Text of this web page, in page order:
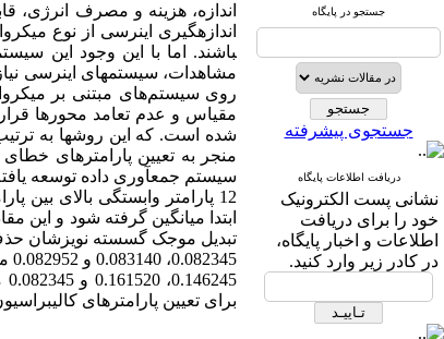
جستجو در پایگاه
جستجوی پیشرفته
دریافت اطلاعات پایگاه
نشانی پست الکترونیک
خود را برای دریافت
اطلاعات و اخبار پایگاه،
در کادر زیر وارد کنید.
اندازه، هزینه و مصرف انرژی،
اندازه­گیری اینرسی از نوع
باشند. اما با این وجود این
مشاهدات، سیستم­های اینرسی نیاز
روی سیستمهای مبتنی بر
مقیاس و عدم تعامد محور­ها
شده است. که این روش­ها به
منجر به تعیین پارامترهای
سیستم جمع­آوری داده توسعه
ابتدا میانگین گرفته شود و این
تبدیل موجک گسسته نویزشان
برای تعیین پارامتر­های